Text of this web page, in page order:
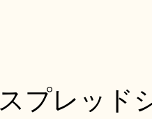
プレッド